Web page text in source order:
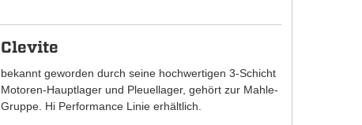
Clevite
bekannt geworden durch seine hochwertigen 3-Schicht
Motoren-Hauptlager und Pleuellager, gehört zur Mahle-
Gruppe. Hi Performance Linie erhältlich.